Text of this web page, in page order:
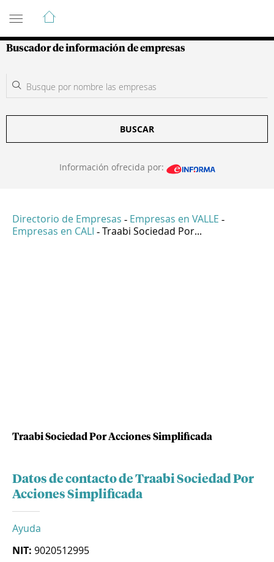
Guía de Empresas Colombianas
Buscador de información de empresas
BUSCAR
Información ofrecida por:
Directorio de Empresas - Empresas en VALLE -
Empresas en CALI - Traabi Sociedad Por...
Traabi Sociedad Por Acciones Simplificada
Datos de contacto de Traabi Sociedad Por
Acciones Simplificada
Ayuda
NIT: 9020512995